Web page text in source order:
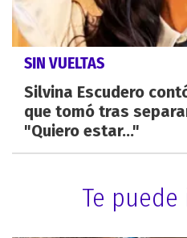
SIN VUELTAS
Silvina Escudero
que tomó tras
"Quiero estar..."
Te